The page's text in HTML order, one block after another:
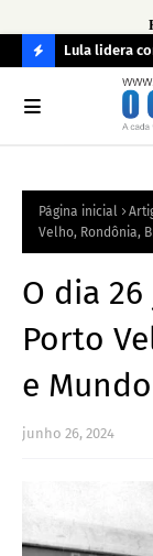
O
R
Lula lidera
pesquisa;
Página inicial
Velho, Rondônia,
O dia
Porto
e Mundo
junho 26, 2024